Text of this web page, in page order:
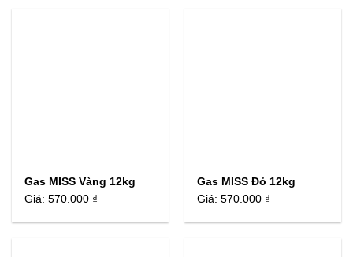
Gas MISS Vàng 12kg
Giá:570.000 ₫
Gas MISS Đỏ 12kg
Giá:570.000 ₫